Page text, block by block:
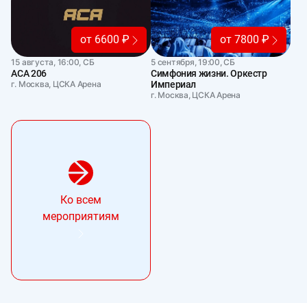
от 6600 ₽
15 августа, 16:00, СБ
АСА 206
г. Москва, ЦСКА Арена
от 7800 ₽
5 сентября, 19:00, СБ
Симфония жизни. Оркестр
Империал
г. Москва, ЦСКА Арена
Ко всем
мероприятиям